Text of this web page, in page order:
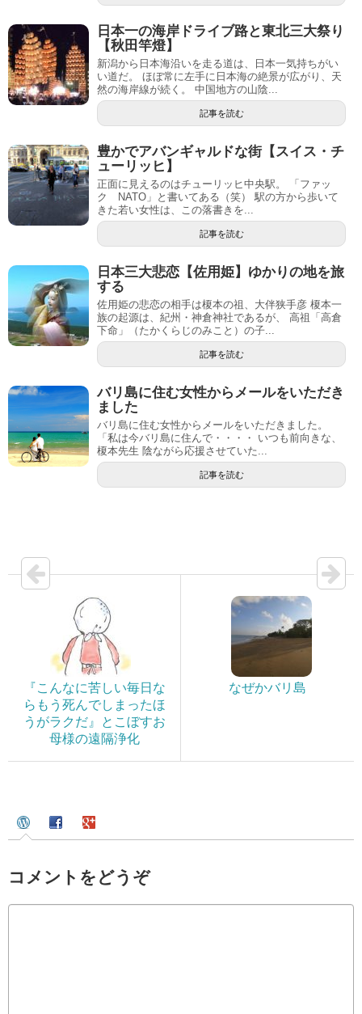
日本一の海岸ドライブ路と東北三大祭り
【秋田竿燈】
新潟から日本海沿いを走る道は、日本一気持ちがい
い道だ。 ほぼ常に左手に日本海の絶景が広がり、天
然の海岸線が続く。 中国地方の山陰...
記事を読む
豊かでアバンギャルドな街【スイス・チ
ューリッヒ】
正面に見えるのはチューリッヒ中央駅。 「ファッ
ク NATO」と書いてある（笑） 駅の方から歩いて
きた若い女性は、この落書きを...
記事を読む
日本三大悲恋【佐用姫】ゆかりの地を旅
する
佐用姫の悲恋の相手は榎本の祖、大伴狭手彦 榎本一
族の起源は、紀州・神倉神社であるが、 高祖「高倉
下命」（たかくらじのみこと）の子...
記事を読む
バリ島に住む女性からメールをいただき
ました
バリ島に住む女性からメールをいただきました。
「私は今バリ島に住んで・・・・ いつも前向きな、
榎本先生 陰ながら応援させていた...
記事を読む
『こんなに苦しい毎日な
らもう死んでしまったほ
うがラクだ』とこぼすお
母様の遠隔浄化
なぜかバリ島
コメントをどうぞ